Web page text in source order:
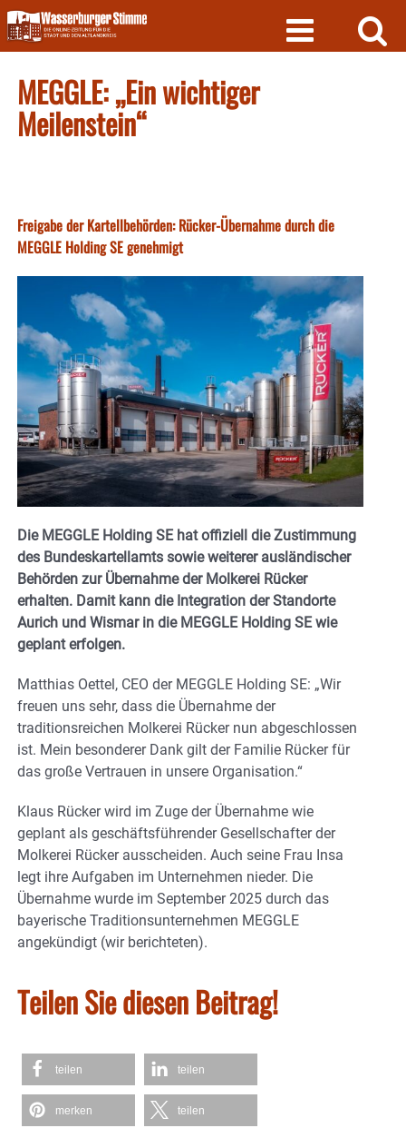
Skip
to
content
MEGGLE: „Ein wichtiger
Meilenstein“
Freigabe der Kartellbehörden: Rücker-Übernahme durch die
MEGGLE Holding SE genehmigt
Die MEGGLE Holding SE hat offiziell die Zustimmung
des Bundeskartellamts sowie weiterer ausländischer
Behörden zur Übernahme der Molkerei Rücker
erhalten. Damit kann die Integration der Standorte
Aurich und Wismar in die MEGGLE Holding SE wie
geplant erfolgen.
Matthias Oettel, CEO der MEGGLE Holding SE: „Wir
freuen uns sehr, dass die Übernahme der
traditionsreichen Molkerei Rücker nun abgeschlossen
ist. Mein besonderer Dank gilt der Familie Rücker für
das große Vertrauen in unsere Organisation.“
Klaus Rücker wird im Zuge der Übernahme wie
geplant als geschäftsführender Gesellschafter der
Molkerei Rücker ausscheiden. Auch seine Frau Insa
legt ihre Aufgaben im Unternehmen nieder. Die
Übernahme wurde im September 2025 durch das
bayerische Traditionsunternehmen MEGGLE
angekündigt (wir berichteten).
Teilen Sie diesen Beitrag!
teilen teilen
merken teilen